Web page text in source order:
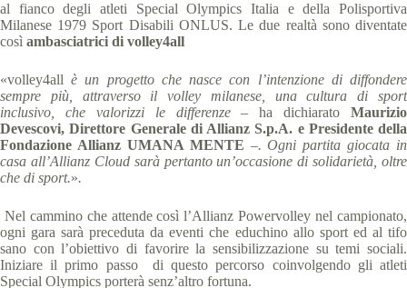
al fianco degli atleti Special Olympics Italia e della Polisportiva
Milanese 1979 Sport Disabili ONLUS. Le due realtà sono diventate
così ambasciatrici di volley4all
«volley4allè un progetto che nasce con l’intenzione di diffondere
sempre più, attraverso il volley milanese, una cultura di sport
inclusivo, che valorizzi le differenze–ha dichiarato Maurizio
Devescovi, Direttore Generale di Allianz S.p.A. e Presidente della
Fondazione Allianz UMANA MENTE –. Ogni partita giocata in
casa all’Allianz Cloud sarà pertanto un’occasione di solidarietà, oltre
che di sport.».
Nel cammino che attende così l’Allianz Powervolley nel campionato,
ogni gara sarà preceduta da eventi che educhino allo sport ed al tifo
sano con l’obiettivo di favorire la sensibilizzazione su temi sociali.
Iniziare il primo passo di questo percorso coinvolgendo gli atleti
Special Olympics porterà senz’altro fortuna.